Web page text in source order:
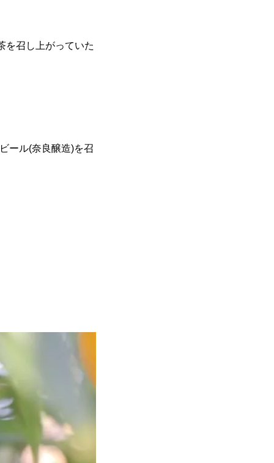
を召し上がっていた
ール(奈良醸造)を召